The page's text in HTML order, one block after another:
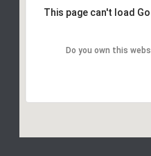
This page can't load
Do you own this